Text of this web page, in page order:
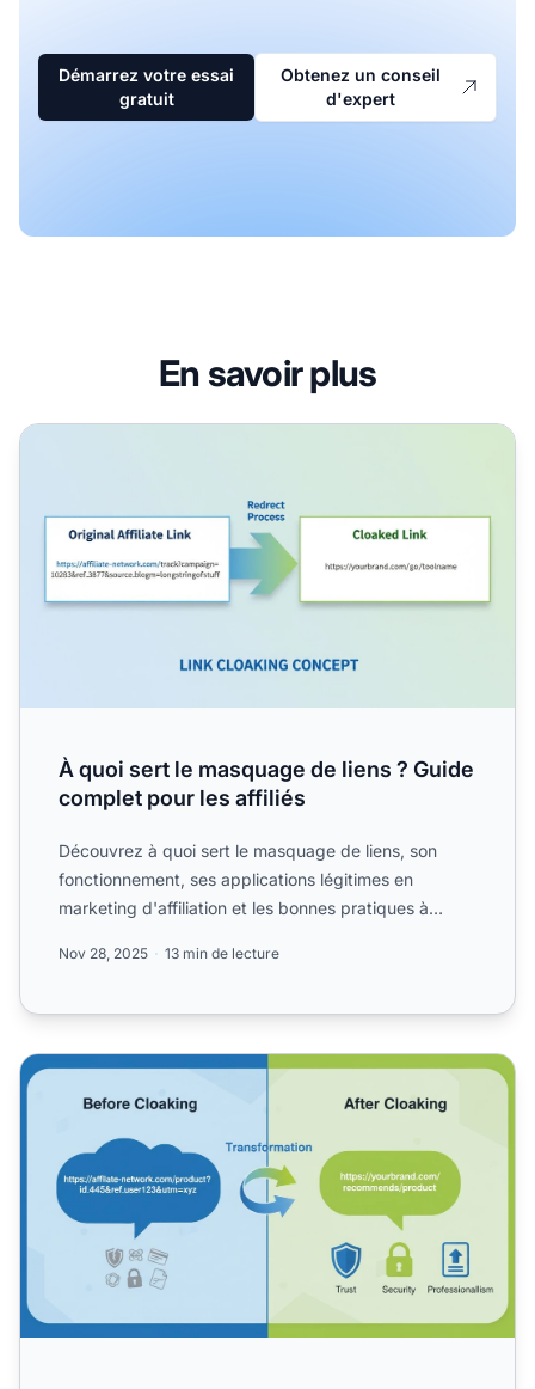
Démarrez votre essai
gratuit
Obtenez un conseil
d'expert
En savoir plus
À quoi sert le masquage de liens ? Guide complet pour
À quoi sert le masquage de liens ? Guide
complet pour les affiliés
Découvrez à quoi sert le masquage de liens, son
fonctionnement, ses applications légitimes en
marketing d'affiliation et les bonnes pratiques à
Nov 28, 2025 13 min de lecture
Devriez-vous masquer vos liens d'affiliation ?